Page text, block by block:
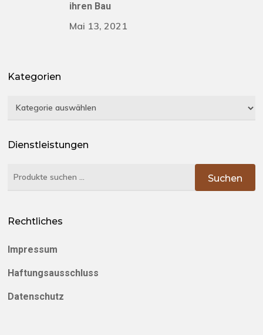
ihren Bau
Mai 13, 2021
Kategorien
Kategorien
Dienstleistungen
Suchen
Suchen
Rechtliches
Impressum
Haftungsausschluss
Datenschutz